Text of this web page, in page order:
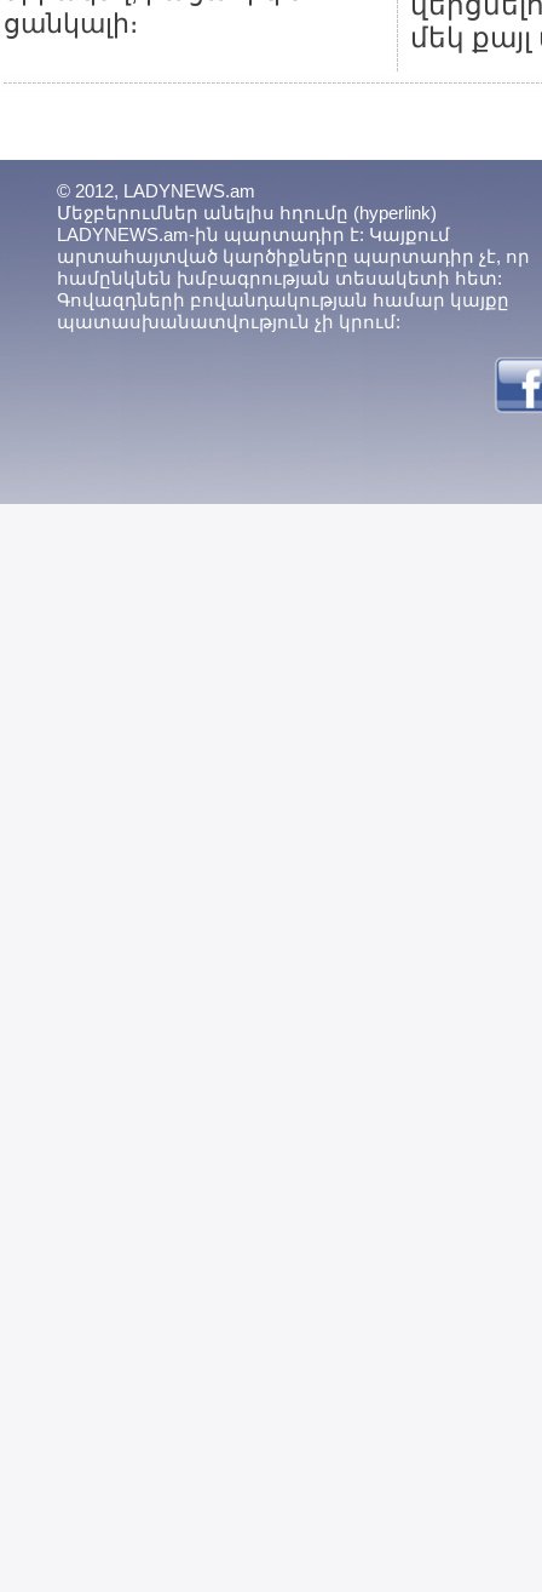
ցանկալի։
մեկ
© 2012, LADYNEWS.am
Մեջբերումներ անելիս հղումը (hyperlink)
LADYNEWS.am-ին պարտադիր է: Կայքում
արտահայտված կարծիքները պարտադիր չէ, որ
համընկնեն խմբագրության տեսակետի հետ:
Գովազդների բովանդակության համար կայքը
պատասխանատվություն չի կրում: